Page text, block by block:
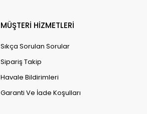
MÜŞTERİ HİZMETLERİ
Sıkça Sorulan Sorular
Sipariş Takip
Havale Bildirimleri
Garanti Ve İade Koşulları